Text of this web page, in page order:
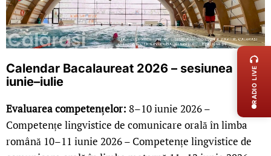
Calendar Bacalaureat 2026 – sesiunea
iunie–iulie
Evaluarea competențelor: 8–10 iunie 2026 –
Competențe lingvistice de comunicare orală în limba
română 10–11 iunie 2026 – Competențe lingvistice de
LIVE
RADIO LIVE